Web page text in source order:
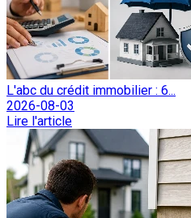
L'abc du crédit immobilier : 6...
2026-08-03
Lire l'article